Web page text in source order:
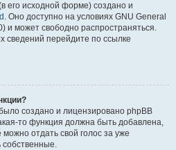
его исходной форме) создано и
. Оно доступно на условиях GNU General
и может свободно распространяться.
сведений перейдите по ссылке
создано и лицензировано phpBB
то функция должна быть добавлена,
можно отдать свой голос за уже